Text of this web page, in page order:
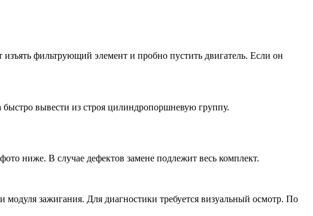
фильтрующий элемент и пробно пустить двигатель. Если он
быстро вывести из строя цилиндропоршневую группу.
ниже. В случае дефектов замене подлежит весь комплект.
зажигания. Для диагностики требуется визуальный осмотр. По